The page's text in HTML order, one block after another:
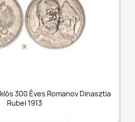
300 Éves Romanov Dinasztia
Rubel 1913